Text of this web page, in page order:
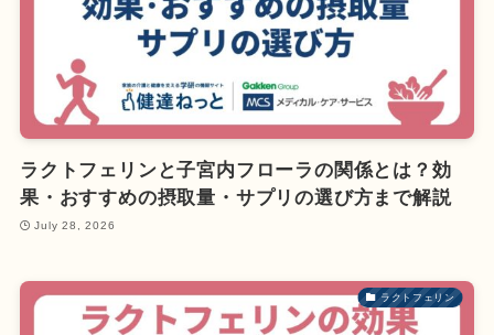
ラクトフェリンと子宮内フローラの関係とは？効
果・おすすめの摂取量・サプリの選び方まで解説
July 28, 2026
ラクトフェリン